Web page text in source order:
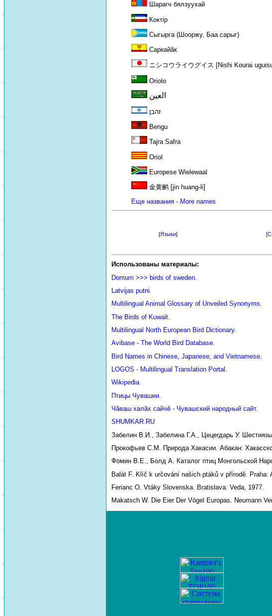
Шарагч бялзуухай
Кoктiр
Сыгырга (Шооржу, Баа сарыг)
Саркайăк
ニシコウライウグイス [Nishi Kourai
Oriolo
العين
זהבן
Bengu
Tajra Safra
Oriol
Europese Wielewaal
金黄鹂 [jin huang-li]
Еще названия - More names
[Языки] [
Использованы материалы:
Domum >>> birds of sweden
Latvijas putni.
Multilingual Animal Glossary of Unveiled Synonyms.
The Birds of Kuwait.
Multilingual North European Bird Dictionary.
Avibase - The World Bird Database.
Bird Names in Chinese, Japanese, and Vietnamese.
LOGOS - Multilingual Translation Portal.
Wikipedia.
Птицы Чувашии.
Чăваш халăх сайчĕ - Чувашский народный сайт.
SHUMKAR.RU
Забелин В.И., Забелина Г.А., Цецегдарь У.
Прокофьев С.М. Природа Хакасии. Абакан:
Фомин В.Е., Болд А. Каталог птиц Монгольской
Balát F. Klíč k určování našich ptáků v přírodě. Praha:
Ferianc O. Vtáky Slovenska. Bratislava: Veda, 1977.
Makatsch W. Die Eier Der Vögel Europas. Neumann